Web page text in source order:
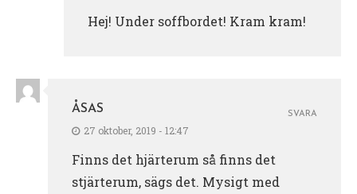
Hej! Under soffbordet! Kram kram!
ÅSAS
27 oktober, 2019 - 12:47
Finns det hjärterum så finns det
stjärterum, sägs det. Mysigt med
SVARA